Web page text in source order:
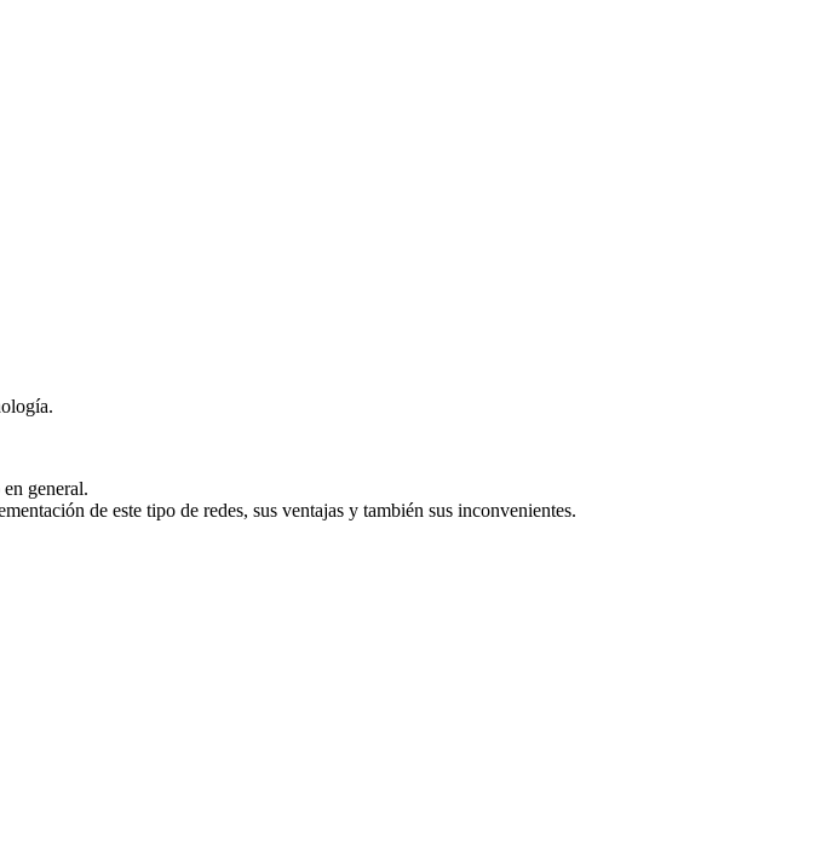
general.
de este tipo de redes, sus ventajas y también sus inconvenientes.